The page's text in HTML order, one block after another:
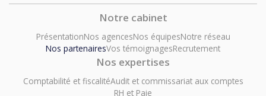
Notre cabinet
PrésentationNos agencesNos équipesNotre réseau
Nos partenairesVos témoignagesRecrutement
Nos expertises
Comptabilité et fiscalitéAudit et commissariat aux comptes
RH et Paie